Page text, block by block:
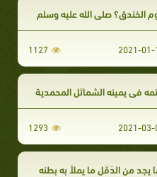
الخندق؟ صلى الله عليه وسلم
1127
في يمينه الشمائل المحمدية
1293
من الدَقَل ما يملأ به بطنه